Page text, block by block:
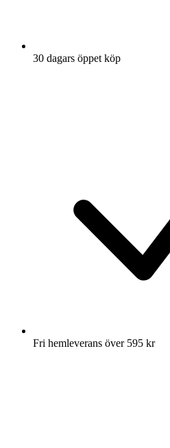
30 dagars öppet köp
Fri hemleverans över 595 kr